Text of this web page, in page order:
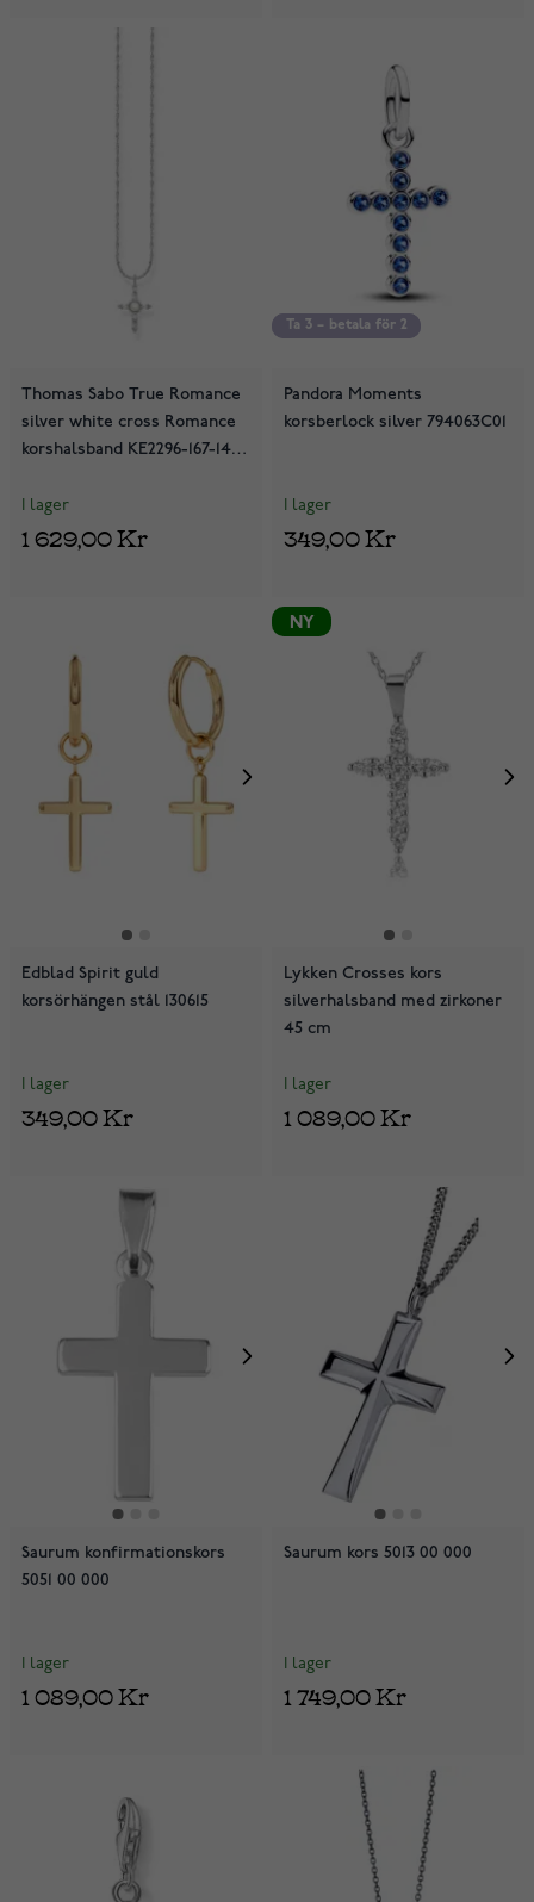
Thomas Sabo True Romance
silver white cross Romance
korshalsband KE2296-167-14-
I lager
1 629,00 Kr
Ta 3 – betala för 2
Ta 3 – betala för 2
Pandora Moments
korsberlock silver 794063C01
I lager
349,00 Kr
Edblad Spirit guld
korsörhängen stål 130615
I lager
349,00 Kr
NY
Lykken Crosses kors
silverhalsband med zirkoner
45 cm
I lager
1 089,00 Kr
Saurum konfirmationskors
5051 00 000
I lager
1 089,00 Kr
Saurum kors 5013 00 000
I lager
1 749,00 Kr